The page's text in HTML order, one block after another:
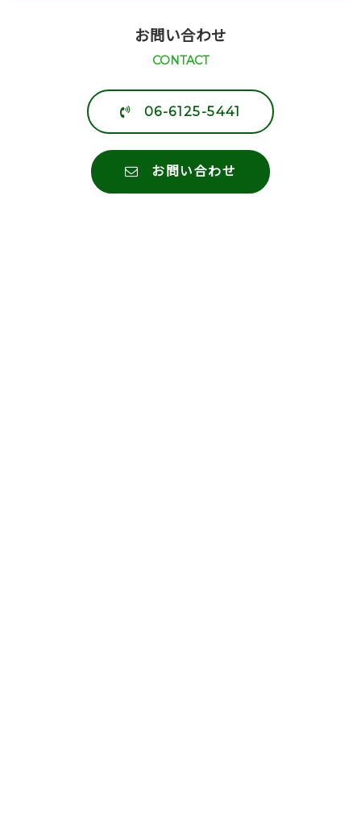
お問い合わせ
CONTACT
06-6125-5441
お問い合わせ